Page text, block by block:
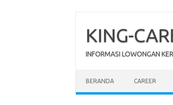
content
KING-
INFORMASI LOWONGAN
BERANDA CAREER